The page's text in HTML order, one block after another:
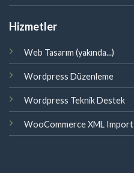
Hizmetler
Web Tasarım (yakında...)
Wordpress Düzenleme
Wordpress Teknik Destek
WooCommerce XML Import